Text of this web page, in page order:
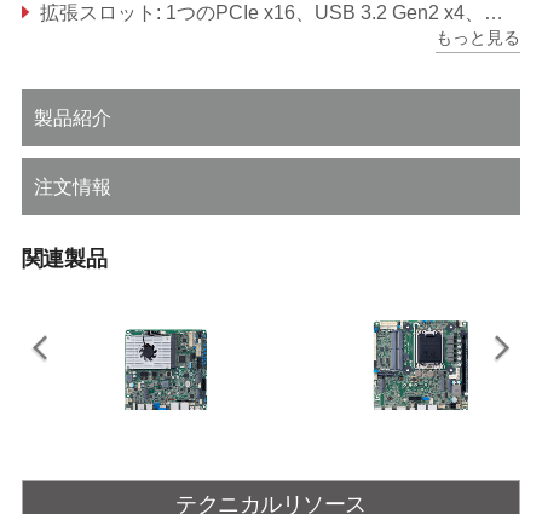
拡張スロット: 1つのPCIe x16、USB 3.2 Gen2 x4、USB 3.2 Gen1 x2、USB 2.0 x4、M.2 B-key x1、M.2 E-key x1、M.2 M-key x2
もっと見る
製品紹介
注文情報
関連製品
インテル® N97プロセッサ搭載産業
インテル® Core™ シリーズ2および
テクニカルリソース